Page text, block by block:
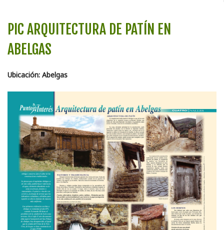
PIC ARQUITECTURA DE PATÍN EN
ABELGAS
Ubicación: Abelgas